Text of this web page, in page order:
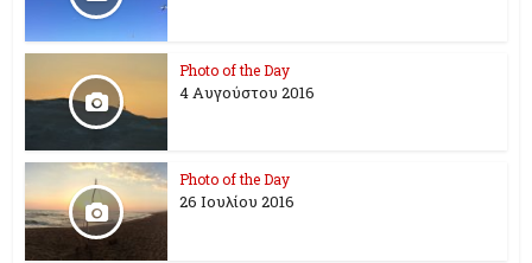
Photo of the Day
4 Αυγούστου 2016
Photo of the Day
26 Ioυλίου 2016